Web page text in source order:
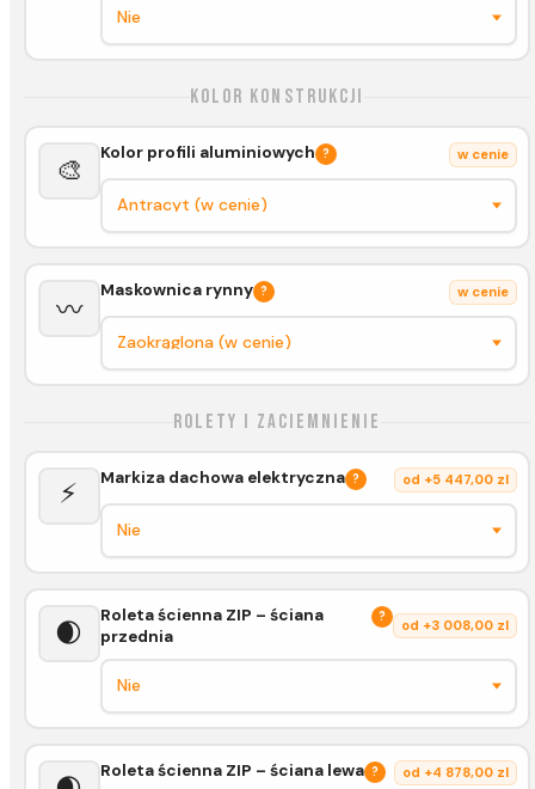
Kolor konstrukcji
🎨
Kolor profili aluminiowych ? w cenie
〰️
Maskownica rynny ? w cenie
Rolety i zaciemnienie
⚡ Markiza dachowa elektryczna ? od +5 447,00 zl
🌒
Roleta ścienna ZIP – ściana
przednia
?
od +3 008,00 zl
Roleta ścienna ZIP – ściana lewa ? od +4 878,00 zl